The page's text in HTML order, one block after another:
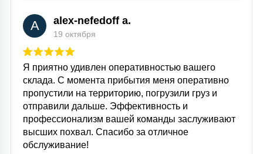
A alex-nefedoff a.
19 октября
Я приятно удивлен оперативностью вашего
склада. С момента прибытия меня оперативно
пропустили на территорию, погрузили груз и
отправили дальше. Эффективность и
профессионализм вашей команды заслуживают
высших похвал. Спасибо за отличное
обслуживание!